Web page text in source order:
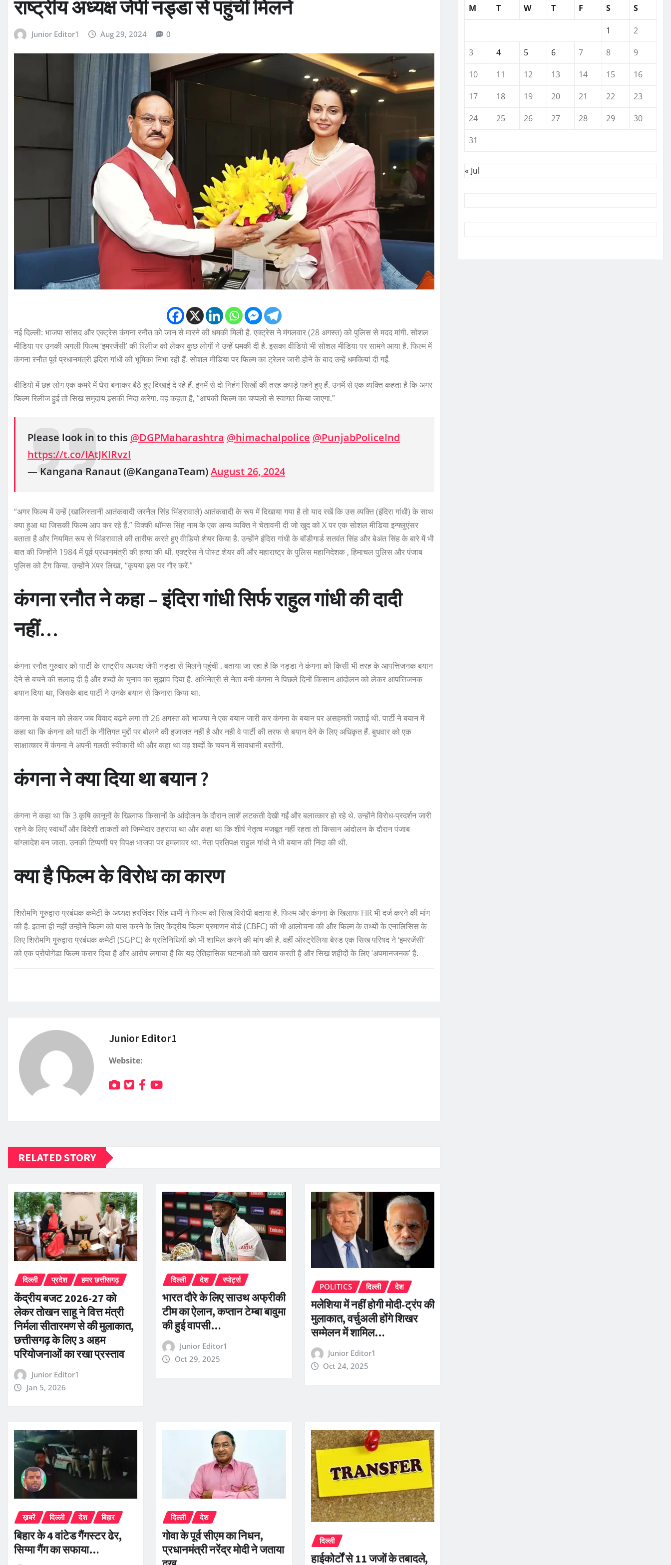
राष्ट्रीय अध्यक्ष जेपी नड्डा से पहुंचीं मिलने
Junior Editor1 Aug 29, 2024 0
नई दिल्ली: भाजपा सांसद और एक्ट्रेस कंगना रनौत को जान से मारने की धमकी मिली है. एक्ट्रेस ने मंगलवार (28 अगस्त) को पुलिस से मदद मांगी. सोशल
मीडिया पर उनकी अगली फिल्म ‘इमरजेंसी’ की रिलीज को लेकर कुछ लोगों ने उन्हें धमकी दी है. इसका वीडियो भी सोशल मीडिया पर सामने आया है. फिल्म में
कंगना रनौत पूर्व प्रधानमंत्री इंदिरा गांधी की भूमिका निभा रही हैं. सोशल मीडिया पर फिल्म का ट्रेलर जारी होने के बाद उन्हें धमकियां दी गईं.
वीडियो में छह लोग एक कमरे में घेरा बनाकर बैठे हुए दिखाई दे रहे हैं. इनमें से दो निहंग सिखों की तरह कपड़े पहने हुए हैं. उनमें से एक व्यक्ति कहता है कि अगर
फिल्म रिलीज हुई तो सिख समुदाय इसकी निंदा करेगा. वह कहता है, “आपकी फिल्म का चप्पलों से स्वागत किया जाएगा.”
Please look in to this @DGPMaharashtra @himachalpolice @PunjabPoliceInd
https://t.co/IAtJKIRvzI
— Kangana Ranaut (@KanganaTeam)August 26, 2024
“अगर फिल्म में उन्हें (खालिस्तानी आतंकवादी जरनैल सिंह भिंडरावाले) आतंकवादी के रूप में दिखाया गया है तो याद रखें कि उस व्यक्ति (इंदिरा गांधी) के साथ
क्या हुआ था जिसकी फिल्म आप कर रहे हैं.” विक्की थॉमस सिंह नाम के एक अन्य व्यक्ति ने चेतावनी दी जो खुद को X पर एक सोशल मीडिया इन्फ्लुएंसर
बताता है और नियमित रूप से भिंडरावाले की तारीफ करते हुए वीडियो शेयर किया है. उन्होंने इंदिरा गांधी के बॉडीगार्ड सतवंत सिंह और बेअंत सिंह के बारे में भी
बात की जिन्होंने 1984 में पूर्व प्रधानमंत्री की हत्या की थी. एक्ट्रेस ने पोस्ट शेयर की और महाराष्ट्र के पुलिस महानिदेशक , हिमाचल पुलिस और पंजाब
पुलिस को टैग किया. उन्होंने Xपर लिखा, “कृपया इस पर गौर करें.”
कंगना रनौत ने कहा – इंदिरा गांधी सिर्फ राहुल गांधी की दादी
नहीं…
कंगना रनौत गुरुवार को पार्टी के राष्ट्रीय अध्यक्ष जेपी नड्डा से मिलने पहुंची . बताया जा रहा है कि नड्डा ने कंगना को किसी भी तरह के आपत्तिजनक बयान
देने से बचने की सलाह दी है और शब्दों के चुनाव का सुझाव दिया है. अभिनेत्री से नेता बनी कंगना ने पिछले दिनों किसान आंदोलन को लेकर आपत्तिजनक
बयान दिया था, जिसके बाद पार्टी ने उनके बयान से किनारा किया था.
कंगना के बयान को लेकर जब विवाद बढ़ने लगा तो 26 अगस्त को भाजपा ने एक बयान जारी कर कंगना के बयान पर असहमती जताई थी. पार्टी ने बयान में
कहा था कि कंगना को पार्टी के नीतिगत मुद्दों पर बोलने की इजाजत नहीं है और नही वे पार्टी की तरफ से बयान देने के लिए अधिकृत हैं. बुधवार को एक
साक्षात्कार में कंगना ने अपनी गलती स्वीकारी थी और कहा था वह शब्दों के चयन में सावधानी बरतेंगी.
कंगना ने क्या दिया था बयान ?
कंगना ने कहा था कि 3 कृषि कानूनों के खिलाफ किसानों के आंदोलन के दौरान लाशें लटकती देखी गईं और बलात्कार हो रहे थे. उन्होंने विरोध-प्रदर्शन जारी
रहने के लिए स्वार्थों और विदेशी ताकतों को जिम्मेदार ठहराया था और कहा था कि शीर्ष नेतृत्व मजबूत नहीं रहता तो किसान आंदोलन के दौरान पंजाब
बांग्लादेश बन जाता. उनकी टिप्पणी पर विपक्ष भाजपा पर हमलावर था. नेता प्रतिपक्ष राहुल गांधी ने भी बयान की निंदा की थी.
क्या है फिल्म के विरोध का कारण
शिरोमणि गुरुद्वारा प्रबंधक कमेटी के अध्यक्ष हरजिंदर सिंह धामी ने फिल्म को सिख विरोधी बताया है. फिल्म और कंगना के खिलाफ FIR भी दर्ज करने की मांग
की है. इतना ही नहीं उन्होंने फिल्म को पास करने के लिए केंद्रीय फिल्म प्रमाणन बोर्ड (CBFC) की भी आलोचना की और फिल्म के तथ्यों के एनालिसिस के
लिए शिरोमणि गुरुद्वारा प्रबंधक कमेटी (SGPC) के प्रतिनिधियों को भी शामिल करने की मांग की है. वहीं ऑस्ट्रेलिया बेस्ड एक सिख परिषद ने ‘इमरजेंसी’
को एक प्रोपोगेंडा फिल्म करार दिया है और आरोप लगाया है कि यह ऐतिहासिक घटनाओं को खराब करती है और सिख शहीदों के लिए ‘अपमानजनक’ है.
Junior Editor1
Website:
RELATED STORY
दिल्ली प्रदेश हमर छत्तीसगढ़
केंद्रीय बजट 2026-27 को
लेकर तोखन साहू ने वित्त मंत्री
निर्मला सीतारमण से की मुलाकात,
छत्तीसगढ़ के लिए 3 अहम
परियोजनाओं का रखा प्रस्ताव
Junior Editor1
Jan 5, 2026
दिल्ली देश स्पोर्ट्स
भारत दौरे के लिए साउथ अफ्रीकी
टीम का ऐलान, कप्तान टेम्बा बावुमा
की हुई वापसी…
Junior Editor1
Oct 29, 2025
POLITICS दिल्ली देश
मलेशिया में नहीं होगी मोदी-ट्रंप की
मुलाकात, वर्चुअली होंगे शिखर
सम्मेलन में शामिल…
Junior Editor1
Oct 24, 2025
ख़बरें दिल्ली देश बिहार
बिहार के 4 वांटेड गैंगस्टर ढेर,
सिग्मा गैंग का सफाया…
दिल्ली देश
गोवा के पूर्व सीएम का निधन,
प्रधानमंत्री नरेंद्र मोदी ने जताया
दिल्ली
हाईकोर्टों से 11 जजों के तबादले,
M
T W T F S S
1
2
3
4 5 6 7 8
9
10
11 12 13 14 15
16
17
18 19 20 21 22
23
24
25 26 27 28 29
30
31
« Jul